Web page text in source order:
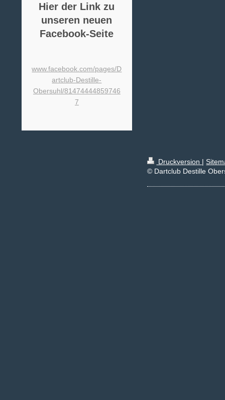
Hier der Link zu
unseren neuen
Facebook-Seite
www.facebook.com/pages/D
artclub-Destille-
Obersuhl/81474444859746
7
Druckversion |
© Dartclub Destille